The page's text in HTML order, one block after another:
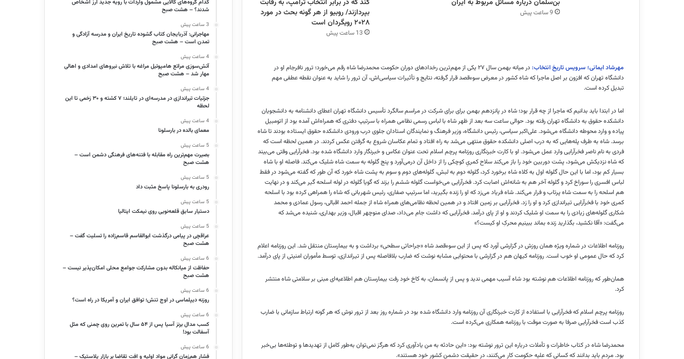
بن‌سلمان درباره مسائل مربوط به ایران
9 ساعت پیش
کند که در برابر انتخاب ترامپ، به رقابت
بپردازند/ روبیو از هر گونه بحث در مورد
۲۰۲۸ رویگردان است
13 ساعت پیش
مهرشاد ایمانی؛ سرویس تاریخ انتخاب:
در میانه بهمن سال ۲۷ یکی از مهم‌ترین رخداد‌های دوران حکومت محمدرضا شاه رقم می‌خورد؛ ترور نافرجام او در
دانشگاه تهران که افزون بر اصل ماجرا که شاه کشور در معرض سوءقصد قرار گرفته، نتایج و تأثیرات سیاسی‌اش، آن ترور را شاید به عنوان نقطه عطفی مهم
تبدیل کرده است.
اما در ابتدا باید بدانیم که ماجرا از چه قرار بود؛ شاه در پانزدهم بهمن برای برای شرکت در مراسم سالگرد تأسیس دانشگاه تهران اعطای دانشنامه به دانشجویان
دانشکده حقوق به دانشگاه تهران رفته بود. حوالی ساعت سه بعد از ظهر شاه با لباس رسمی نظامی همراه با سرتیپ دفتری که همراه‌اش آمده بود از اتومبیل
پیاده و وارد محوطه دانشگاه می‌شود. علی‌اکبر سیاسی، رئیس دانشگاه، وزیر فرهنگ و نمایندگان استادان جلوی درب ورودی دانشکده حقوق ایستاده بودند تا شاه
برسد. شاه به طرف پله‌هایی که به درب اصلی دانشکده حقوق منتهی می‌شد به راه افتاد و تمام عکاسان شروع به گرفتن عکس کردند. در همین لحظه است که
فردی به نام ناصر فخرآرایی وارد عمل می‌شود. او با کارت خبرنگاری روزنامه پرچم اسلام تحت عنوان عکاس و خبرنگار وارد دانشگاه شده بود. فخرآرایی وقتی می‌بیند
که شاه نزدیکش می‌شود، پشت دوربین خود را باز می‌کند سلاح کمریِ کوچکی را از داخل آن درمی‌آورد و پنج گلوله به سمت شاه شلیک می‌کند. فاصله او با شاه
بسیار کم بود، اما با این حال گلوله اول به کلاه شاه برخورد کرد، گلوله دوم به لبش، گلوله‌های دوم و سوم به پشت شاه خورد که آن طور که گفته می‌شود در فقط
لباس افسری را سوراخ کرد و گلوله آخر هم به شانه‌اش اصابت کرد. فخرآرایی می‌خواست گلوله ششم را بزند که گویا گلوله در لوله اسلحه گیر می‌کند و در نهایت
هم اسلحه را به سمت شاه پرتاب و فرار می‌کند. شاه فریاد می‌زد که او را زنده بگیرید، اما سرتیپ صفاری، رئیس شهربانی که شاه را همراهی کرده بود با اسلحه
کمری خود با فخرآرایی تیراندازی کرد و او را زد. فخرآرایی بر زمین افتاد و در همین لحظه نظامی‌های همراه شاه از جمله احمد اقبالی، رسول عمادی و محمد
شکاری گلوله‌های زیادی را به سمت او شلیک کردند و او از پای درآمد. فخرآرایی که داشت جام می‌داد، صدای منوچهر اقبال، وزیر بهداری، شنیده می‌شد که
می‌گفت: «آقا نکشید، بگذارید زنده بماند ببینیم محرکِ او کیست؟»
روزنامه اطلاعات در شماره ویژه همان روزش در گزارشی آورد که پس از این سوءقصد شاه «جراحاتی سطحی» برداشت و به بیمارستان منتقل شد. این روزنامه اعلام
کرد که حال عمومی او خوب است. روزنامه کیهان هم در گزارشی با محتوایی مشابه نوشت که ضارب بلافاصله پس از تیراندازی، توسط مأموران امنیتی از پای درآمد.
همان‌طور که روزنامه اطلاعات هم نوشته بود شاه آسیب مهمی ندید و پس از پانسمان، به کاخ خود رفت بیمارستان هم اطلاعیه‌ای مبنی بر سلامتی شاه منتشر
کرد.
روزنامه پرچم اسلام که فخرآرایی با استفاده از کارت خبرنگاری آن روزنامه وارد دانشگاه شده بود در شماره روز بعد از ترور نوش که هر گونه ارتباط سازمانی با ضارب
کذب است فخرآرایی صرفا به صورت موقت با روزنامه همکاری می‌کرده است.
محمدرضا شاه در کتاب خاطرات و تأملات درباره این ترور نوشته بود: «این حادثه به من یادآوری کرد که هرگز نمی‌توان به‌طور کامل از تهدید‌ها و توطئه‌ها بی‌خبر
بود. مردم باید بدانند که کسانی که علیه حکومت کار می‌کنند، در حقیقت دشمن کشور خود هستند».
کدام گروه‌های کالایی مشمول واردات با رویه جدید ارز اشخاص
شدند؟ – هشت صبح
3 ساعت پیش
مهاجرانی: آذربایجان کتاب گشوده تاریخ ایران و مدرسه آزادگی و
تمدن است – هشت صبح
4 ساعت پیش
آتش‌سوزی مراتع هامپوئیل مراغه با تلاش نیروهای امدادی و اهالی
مهار شد – هشت صبح
4 ساعت پیش
جزئیات تیراندازی در مدرسه‌ای در تایلند؛ ۷ کشته و ۳۰ زخمی تا این
لحظه
4 ساعت پیش
معمای بالده در بارسلونا
5 ساعت پیش
بصیرت مهم‌ترین راه مقابله با فتنه‌های فرهنگی دشمن است –
هشت صبح
5 ساعت پیش
رودری به بارسلونا پاسخ مثبت داد
5 ساعت پیش
دستیار سابق قلعه‌نویی روی نیمکت ایتالیا
5 ساعت پیش
عراقچی در پیامی درگذشت ابوالقاسم قاسم‌زاده را تسلیت گفت –
هشت صبح
6 ساعت پیش
حفاظت از میانکاله بدون مشارکت جوامع محلی امکان‌پذیر نیست –
هشت صبح
6 ساعت پیش
روزنه دیپلماسی در اوج تنش؛ توافق ایران و آمریکا در راه است؟
6 ساعت پیش
کسب مدال برنز آسیا پس از ۵۴ سال با تمرین روی چمنی که مثل
آسفالت بود!
6 ساعت پیش
فشار هم‌زمان گرانی مواد اولیه و افت تقاضا بر بازار پلاستیک –